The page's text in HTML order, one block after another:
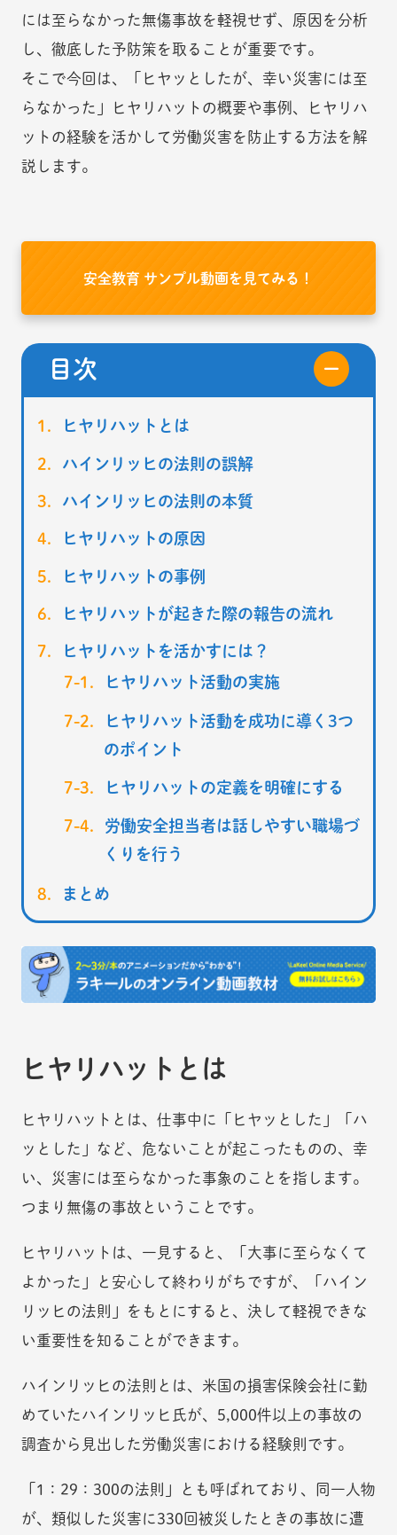
には至らなかった無傷事故を軽視せず、原因を分析
し、徹底した予防策を取ることが重要です。
そこで今回は、「ヒヤッとしたが、幸い災害には至
らなかった」ヒヤリハットの概要や事例、ヒヤリハ
ットの経験を活かして労働災害を防止する方法を解
説します。
安全教育 サンプル動画を見てみる！
目次
ヒヤリハットとは
ハインリッヒの法則の誤解
ハインリッヒの法則の本質
ヒヤリハットの原因
ヒヤリハットの事例
ヒヤリハットが起きた際の報告の流れ
ヒヤリハットを活かすには？
ヒヤリハット活動の実施
ヒヤリハット活動を成功に導く3つ
のポイント
ヒヤリハットの定義を明確にする
労働安全担当者は話しやすい職場づ
くりを行う
まとめ
ヒヤリハットとは
ヒヤリハットとは、仕事中に「ヒヤッとした」「ハ
ッとした」など、危ないことが起こったものの、幸
い、災害には至らなかった事象のことを指します。
つまり無傷の事故ということです。
ヒヤリハットは、一見すると、「大事に至らなくて
よかった」と安心して終わりがちですが、「ハイン
リッヒの法則」をもとにすると、決して軽視できな
い重要性を知ることができます。
ハインリッヒの法則とは、米国の損害保険会社に勤
めていたハインリッヒ氏が、5,000件以上の事故の
調査から見出した労働災害における経験則です。
「1：29：300の法則」とも呼ばれており、同一人物
が、類似した災害に330回被災したときの事故に遭